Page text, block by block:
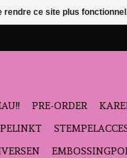
PRE-ORDER
rendre ce site plus